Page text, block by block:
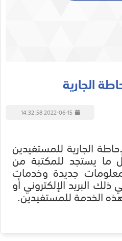
الجارية
2022-06-15 14:32:58
الجارية للمستفيدين
ما يستجد للمكتبة من
جديدة وخدمات
البريد الإلكتروني أو
الخدمة للمستفيدين.